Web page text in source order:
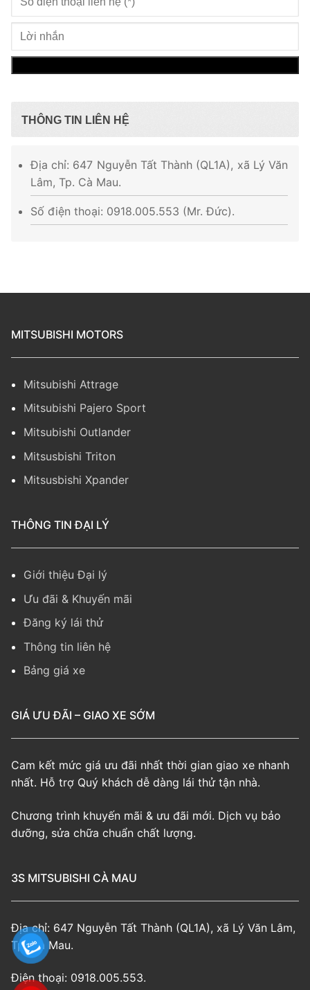
THÔNG TIN LIÊN HỆ
Địa chỉ: 647 Nguyễn Tất Thành (QL1A), xã Lý Văn
Lâm, Tp. Cà Mau.
Số điện thoại: 0918.005.553 (Mr. Đức).
MITSUBISHI MOTORS
Mitsubishi Attrage
Mitsubishi Pajero Sport
Mitsubishi Outlander
Mitsusbishi Triton
Mitsusbishi Xpander
THÔNG TIN ĐẠI LÝ
Giới thiệu Đại lý
Ưu đãi & Khuyến mãi
Đăng ký lái thử
Thông tin liên hệ
Bảng giá xe
GIÁ ƯU ĐÃI – GIAO XE SỚM
Cam kết mức giá ưu đãi nhất thời gian giao xe nhanh
nhất. Hỗ trợ Quý khách dễ dàng lái thử tận nhà.
Chương trình khuyến mãi & ưu đãi mới. Dịch vụ bảo
dưỡng, sửa chữa chuẩn chất lượng.
3S MITSUBISHI CÀ MAU
Địa chỉ: 647 Nguyễn Tất Thành (QL1A), xã Lý Văn Lâm,
Tp. Cà Mau.
Điện thoại: 0918.005.553.